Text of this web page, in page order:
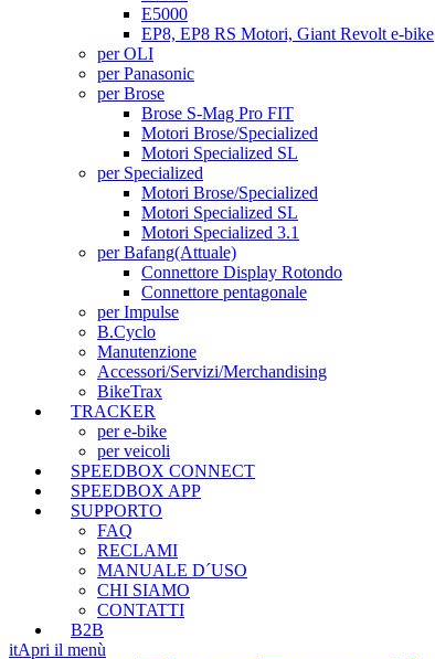
E5000
EP8, EP8 RS Motori, Giant Revolt e-bike
per OLI
per Panasonic
per Brose
Brose S-Mag Pro FIT
Motori Brose/Specialized
Motori Specialized SL
per Specialized
Motori Brose/Specialized
Motori Specialized SL
Motori Specialized 3.1
per Bafang(Attuale)
Connettore Display Rotondo
Connettore pentagonale
per Impulse
B.Cyclo
Manutenzione
Accessori/Servizi/Merchandising
BikeTrax
TRACKER
per e-bike
per veicoli
SPEEDBOX CONNECT
SPEEDBOX APP
SUPPORTO
FAQ
RECLAMI
MANUALE D´USO
CHI SIAMO
CONTATTI
B2B
itApri il menù